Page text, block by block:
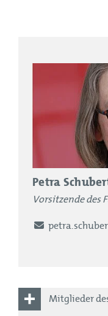
Petra
Vorsitzende des
Mitglieder